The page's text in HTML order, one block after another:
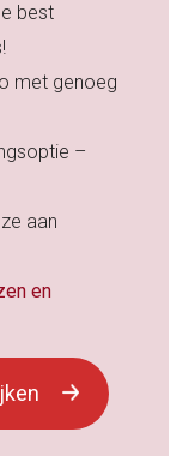
best
met genoeg
–
aan
en